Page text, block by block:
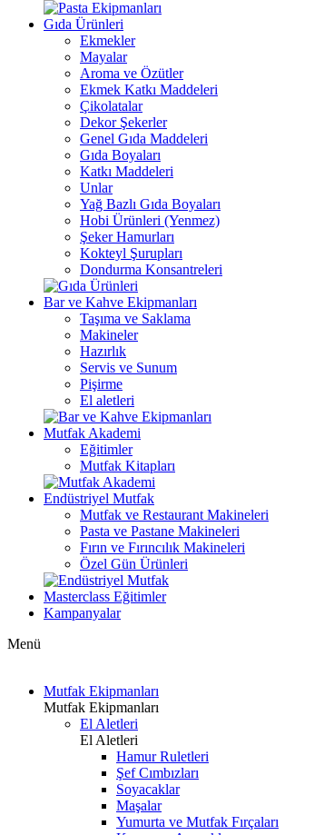
Gıda Ürünleri
Ekmekler
Mayalar
Aroma ve Özütler
Ekmek Katkı Maddeleri
Çikolatalar
Dekor Şekerler
Genel Gıda Maddeleri
Gıda Boyaları
Katkı Maddeleri
Unlar
Yağ Bazlı Gıda Boyaları
Hobi Ürünleri (Yenmez)
Şeker Hamurları
Kokteyl Şurupları
Dondurma Konsantreleri
Bar ve Kahve Ekipmanları
Taşıma ve Saklama
Makineler
Hazırlık
Servis ve Sunum
Pişirme
El aletleri
Mutfak Akademi
Eğitimler
Mutfak Kitapları
Endüstriyel Mutfak
Mutfak ve Restaurant Makineleri
Pasta ve Pastane Makineleri
Fırın ve Fırıncılık Makineleri
Özel Gün Ürünleri
Masterclass Eğitimler
Kampanyalar
Menü
Mutfak Ekipmanları
Mutfak Ekipmanları
El Aletleri
El Aletleri
Hamur Ruletleri
Şef Cımbızları
Soyacaklar
Maşalar
Yumurta ve Mutfak Fırçaları